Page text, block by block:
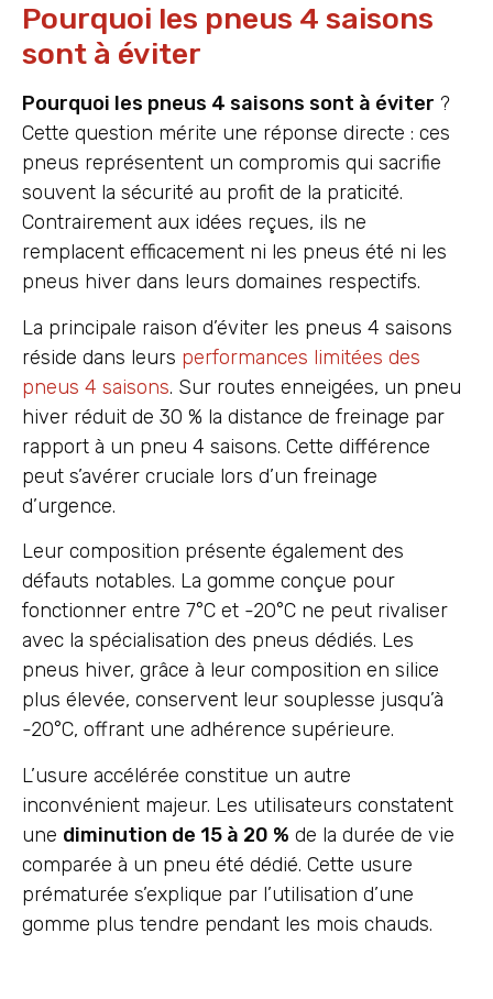
Pourquoi les pneus 4 saisons
sont à éviter
Pourquoi les pneus 4 saisons sont à éviter ?
Cette question mérite une réponse directe : ces
pneus représentent un compromis qui sacrifie
souvent la sécurité au profit de la praticité.
Contrairement aux idées reçues, ils ne
remplacent efficacement ni les pneus été ni les
pneus hiver dans leurs domaines respectifs.
La principale raison d’éviter les pneus 4 saisons
réside dans leurs performances limitées des
pneus 4 saisons. Sur routes enneigées, un pneu
hiver réduit de 30 % la distance de freinage par
rapport à un pneu 4 saisons. Cette différence
peut s’avérer cruciale lors d’un freinage
d’urgence.
Leur composition présente également des
défauts notables. La gomme conçue pour
fonctionner entre 7°C et -20°C ne peut rivaliser
avec la spécialisation des pneus dédiés. Les
pneus hiver, grâce à leur composition en silice
plus élevée, conservent leur souplesse jusqu’à
-20°C, offrant une adhérence supérieure.
L’usure accélérée constitue un autre
inconvénient majeur. Les utilisateurs constatent
une diminution de 15 à 20 % de la durée de vie
comparée à un pneu été dédié. Cette usure
prématurée s’explique par l’utilisation d’une
gomme plus tendre pendant les mois chauds.